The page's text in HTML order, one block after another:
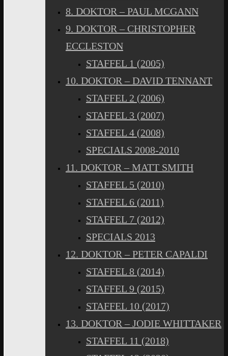
8. DOKTOR – PAUL MCGANN
9. DOKTOR – CHRISTOPHER
ECCLESTON
STAFFEL 1 (2005)
10. DOKTOR – DAVID TENNANT
STAFFEL 2 (2006)
STAFFEL 3 (2007)
STAFFEL 4 (2008)
SPECIALS 2008-2010
11. DOKTOR – MATT SMITH
STAFFEL 5 (2010)
STAFFEL 6 (2011)
STAFFEL 7 (2012)
SPECIALS 2013
12. DOKTOR – PETER CAPALDI
STAFFEL 8 (2014)
STAFFEL 9 (2015)
STAFFEL 10 (2017)
13. DOKTOR – JODIE WHITTAKER
STAFFEL 11 (2018)